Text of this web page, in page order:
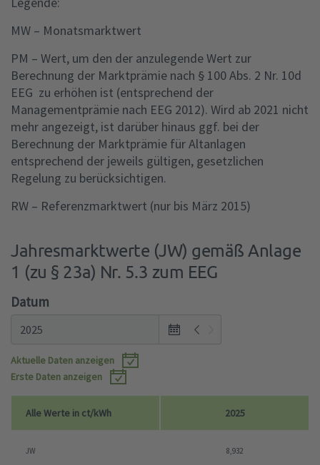
MW – Monatsmarktwert
PM – Wert, um den der anzulegende Wert zur
Berechnung der Marktprämie nach § 100 Abs. 2 Nr. 10d
EEG zu erhöhen ist (entsprechend der
Managementprämie nach EEG 2012). Wird ab 2021 nicht
mehr angezeigt, ist darüber hinaus ggf. bei der
Berechnung der Marktprämie für Altanlagen
entsprechend der jeweils gültigen, gesetzlichen
Regelung zu berücksichtigen.
RW – Referenzmarktwert (nur bis März 2015)
Jahresmarktwerte (JW) gemäß Anlage
1 (zu § 23a) Nr. 5.3 zum EEG
Datum
Op
Aktuelle Daten anzeigen
Erste Daten anzeigen
Alle Werte in ct/kWh 2025
JW 8,932